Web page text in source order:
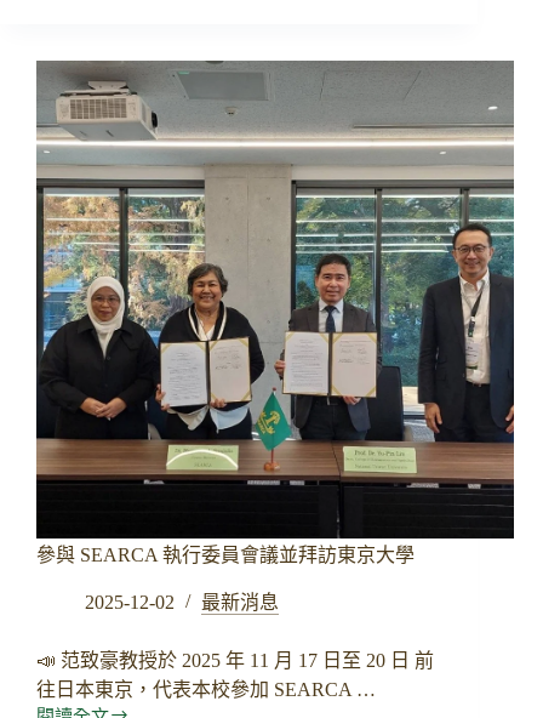
本
研
室
黃
雅
甄
榮
獲
114
學
年
度
「研
生
校
長
🎉
參與 SEARCA 執行委員會議並拜訪東京大學
2025-12-02 最新消息
📣 范致豪教授於 2025 年 11 月 17 日至 20 日 前
往日本東京，代表本校參加 SEARCA …